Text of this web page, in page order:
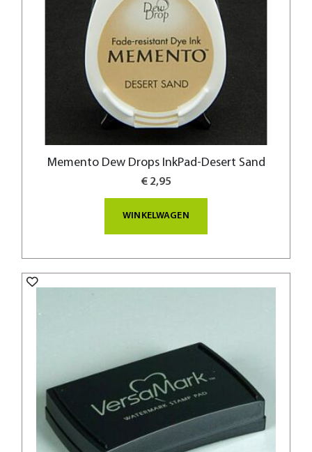
Memento Dew Drops InkPad-Desert Sand
€ 2,95
WINKELWAGEN